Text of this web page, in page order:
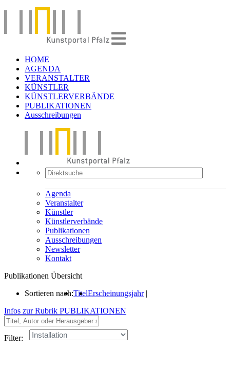
HOME
AGENDA
VERANSTALTER
KÜNSTLER
KÜNSTLERVERBÄNDE
PUBLIKATIONEN
Ausschreibungen
Agenda
Veranstalter
Künstler
Künstlerverbände
Publikationen
Ausschreibungen
Newsletter
Kontakt
Publikationen Übersicht
Sortieren nach:Titel |
Erscheinungsjahr
Infos zur Rubrik PUBLIKATIONEN
Filter: